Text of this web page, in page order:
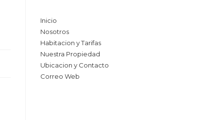
Inicio
Nosotros
Habitacion y Tarifas
Nuestra Propiedad
Ubicacion y Contacto
Correo Web